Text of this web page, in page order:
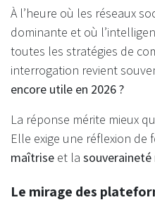
À l’heure où les réseaux
dominante et où
toutes les stratégies de
interrogation revient
encore utile en 2026 ?
La réponse mérite mieux
Elle exige une réflexion de
maîtrise et la
Le mirage des